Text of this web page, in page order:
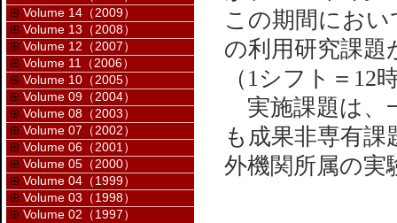
この期間にお
の利用研究課題
（1シフト＝12
実施課題は、
も成果非専有
外機関所属の実
Volume 14（2009）
Volume 13（2008）
Volume 12（2007）
Volume 11（2006）
Volume 10（2005）
Volume 09（2004）
Volume 08（2003）
Volume 07（2002）
Volume 06（2001）
Volume 05（2000）
Volume 04（1999）
Volume 03（1998）
Volume 02（1997）